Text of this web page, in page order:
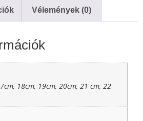
Vélemények (0)
18cm, 19cm, 20cm, 21 cm, 22